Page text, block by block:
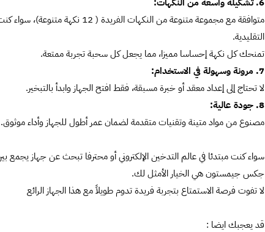
متوافقة مع مجموعة متنوعة من النكهات
التقليدية.
تمنحك كل نكهة إحساسا مميزا، مما يجعل كل سحبة تجربة ممتعة.
7. مرونة وسهولة في الاستخدام:
لا تحتاج إلى إعداد معقد أو خبرة مسبقة، فقط افتح الجهاز وابدأ بالتبخير.
8. جودة عالية:
مصنوع من مواد متينة وتقنيات متقدمة لضمان عمر أطول للجهاز وأداء موثوق.
سواء كنت مبتدئا في عالم التدخين الإلكتروني أو محترفا تبحث عن جهاز يجمع
جكس جيمستون هي الخيار الأمثل لك.
لا تفوت فرصة الاستمتاع بتجربة فريدة تدوم طويلاً مع هذا الجهاز الرائع
قد يعجبك ايضا :